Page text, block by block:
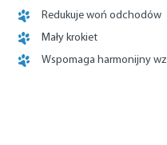
Redukuje woń odchodów
Mały krokiet
Wspomaga harmonijny